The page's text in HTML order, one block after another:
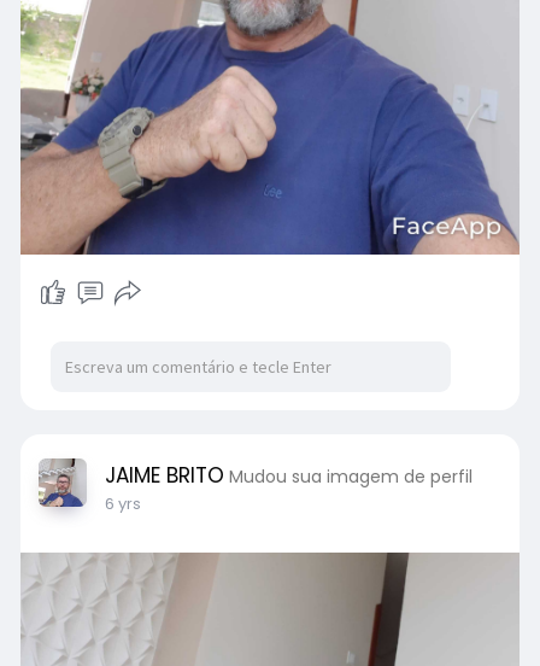
JAIME BRITO Mudou sua imagem de perfil
6 yrs